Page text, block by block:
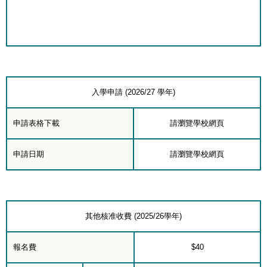
入學申請 (2026/27 學年)
申請表格下載 請瀏覽學校網頁
申請日期 請瀏覽學校網頁
其他核准收費 (2025/26學年)
報名費 $40